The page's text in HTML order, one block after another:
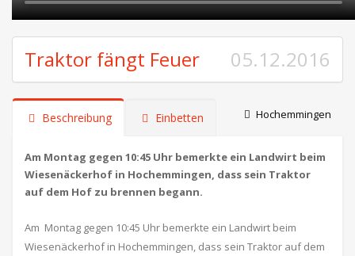
Traktor fängt Feuer 05.12.2016
Beschreibung Einbetten Hochemmingen
Am Montag gegen 10:45 Uhr bemerkte ein Landwirt beim
Wiesenäckerhof in Hochemmingen, dass sein Traktor
auf dem Hof zu brennen begann.
Am Montag gegen 10:45 Uhr bemerkte ein Landwirt beim
Wiesenäckerhof in Hochemmingen, dass sein Traktor auf dem